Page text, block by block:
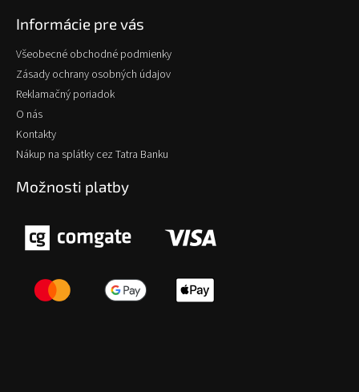
Informácie pre vás
Všeobecné obchodné podmienky
Zásady ochrany osobných údajov
Reklamačný poriadok
O nás
Kontakty
Nákup na splátky cez Tatra Banku
Možnosti platby